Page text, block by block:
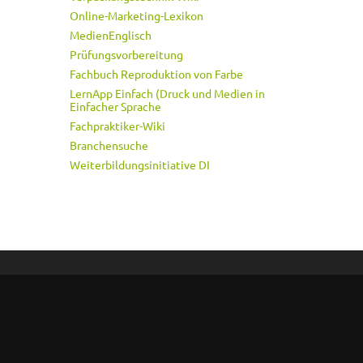
Online-Marketing-Lexikon
MedienEnglisch
Prüfungsvorbereitung
Fachbuch Reproduktion von Farbe
LernApp Einfach (Druck und Medien in
Einfacher Sprache
Fachpraktiker-Wiki
Branchensuche
Weiterbildungsinitiative DI